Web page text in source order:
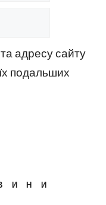
адресу сайту
подальших